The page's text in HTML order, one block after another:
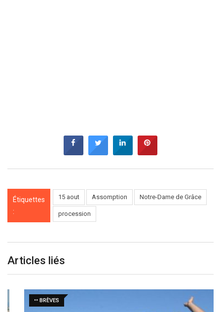
Étiquettes
:
15 aout Assomption Notre-Dame de Grâce
procession
Articles liés
•• BRÈVES